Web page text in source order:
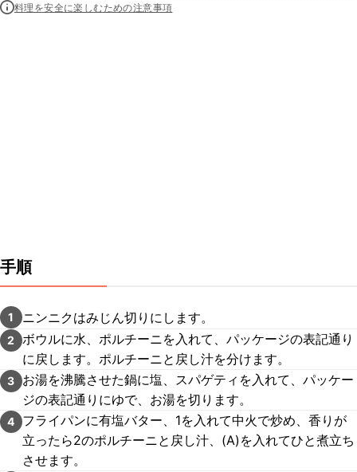
料理を安全に楽しむための注意事項
手順
1 ニンニクはみじん切りにします。
2
ボウルに水、ポルチーニを入れて、パッケージの表記通り
に戻します。ポルチーニと戻し汁を分けます。
3
お湯を沸騰させた鍋に塩、スパゲティを入れて、パッケー
ジの表記通りにゆで、お湯を切ります。
4
フライパンに有塩バター、1を入れて中火で炒め、香りが
立ったら2のポルチーニと戻し汁、(A)を入れてひと煮立ち
させます。